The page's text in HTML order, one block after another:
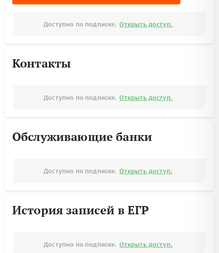
Доступно по подписке. Открыть доступ.
Контакты
Доступно по подписке. Открыть доступ.
Обслуживающие банки
Доступно по подписке. Открыть доступ.
История записей в ЕГР
Доступно по подписке. Открыть доступ.